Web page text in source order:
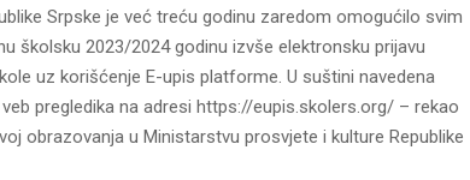
Srpske je već treću godinu zaredom omogućilo svim
školsku 2023/2024 godinu izvše elektronsku prijavu
uz korišćenje E-upis platforme. U suštini navedena
pregledika na adresi https://eupis.skolers.org/ – rekao
obrazovanja u Ministarstvu prosvjete i kulture Republike